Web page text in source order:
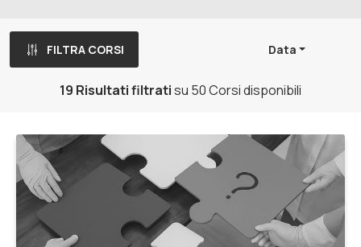
FILTRA CORSI Data
19 Risultati filtratisu 50 Corsi disponibili